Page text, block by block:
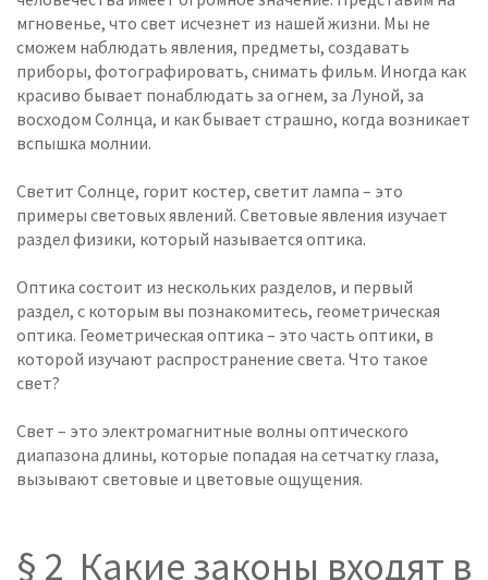
мгновенье, что свет исчезнет из нашей жизни. Мы не
сможем наблюдать явления, предметы, создавать
приборы, фотографировать, снимать фильм. Иногда как
красиво бывает понаблюдать за огнем, за Луной, за
восходом Солнца, и как бывает страшно, когда возникает
вспышка молнии.
Светит Солнце, горит костер, светит лампа – это
примеры световых явлений. Световые явления изучает
раздел физики, который называется оптика.
Оптика состоит из нескольких разделов, и первый
раздел, с которым вы познакомитесь, геометрическая
оптика. Геометрическая оптика – это часть оптики, в
которой изучают распространение света. Что такое
свет?
Свет – это электромагнитные волны оптического
диапазона длины, которые попадая на сетчатку глаза,
вызывают световые и цветовые ощущения.
§ 2 Какие законы входят в